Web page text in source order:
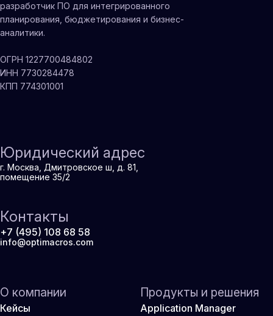
разработчик ПО для интегрированного
планирования, бюджетирования и бизнес-
аналитики.
ОГРН 1227700484802
ИНН 7730284478
КПП 774301001
Юридический адрес
г. Москва, Дмитровское ш, д. 81,
помещение 35/2
Контакты
+7 (495) 108 68 58
info@optimacros.com
О компании
Кейсы
Продукты и решения
Application Manager